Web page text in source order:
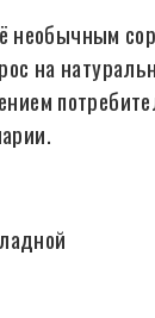
необычным
на